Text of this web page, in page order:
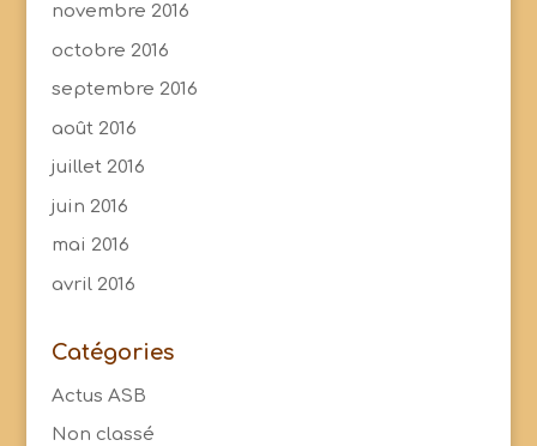
novembre 2016
octobre 2016
septembre 2016
août 2016
juillet 2016
juin 2016
mai 2016
avril 2016
Catégories
Actus ASB
Non classé